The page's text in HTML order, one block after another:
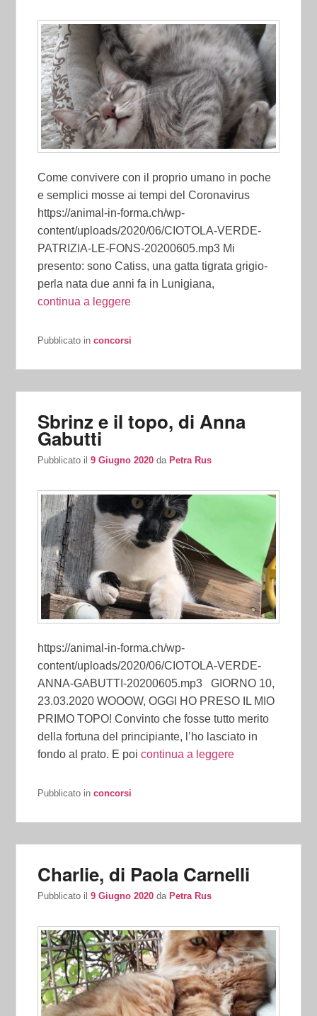
Come convivere con il proprio umano in poche
e semplici mosse ai tempi del Coronavirus
https://animal-in-forma.ch/wp-
content/uploads/2020/06/CIOTOLA-VERDE-
PATRIZIA-LE-FONS-20200605.mp3 Mi
presento: sono Catiss, una gatta tigrata grigio-
perla nata due anni fa in Lunigiana,
continua a leggere
Pubblicato in concorsi
Sbrinz e il topo, di Anna
Gabutti
Pubblicato il9 Giugno 2020 da Petra Rus
https://animal-in-forma.ch/wp-
content/uploads/2020/06/CIOTOLA-VERDE-
ANNA-GABUTTI-20200605.mp3 GIORNO 10,
23.03.2020 WOOOW, OGGI HO PRESO IL MIO
PRIMO TOPO! Convinto che fosse tutto merito
della fortuna del principiante, l’ho lasciato in
fondo al prato. E poicontinua a leggere
Pubblicato in concorsi
Charlie, di Paola Carnelli
Pubblicato il9 Giugno 2020 da Petra Rus